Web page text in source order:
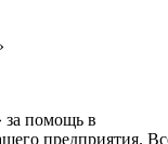
за помощь в
предприятия.